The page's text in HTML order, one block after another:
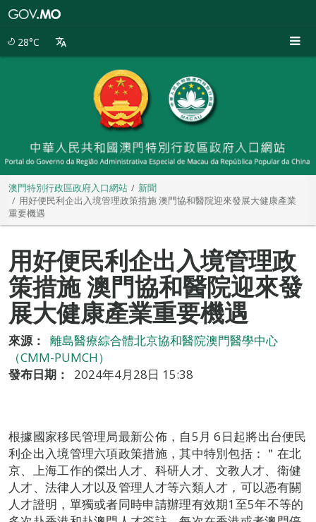
28°C
澳門特別行政區政府入口網站
新聞
用好便民利企出入境管理政策措施 澳門協和醫院迎來發展大健康產業
重要機遇
用好便民利企出入境管理政
策措施 澳門協和醫院迎來發
展大健康產業重要機遇
來源：
離島醫療綜合體北京協和醫院澳門醫學中心
（CMM-PUMCH）
發布日期：
2024年4月28日 15:38
根據國家移民管理局最新公佈，自5月 6日起將出台便民
利企出入境管理六項政策措施，其中特別包括：＂在北
京、上海工作的傑出人才、科研人才、文教人才、衛健
人才、法律人才以及管理人才等六類人才，可以憑有關
人才證明，單獨或者同時申請辦理有效期1至5年不等的